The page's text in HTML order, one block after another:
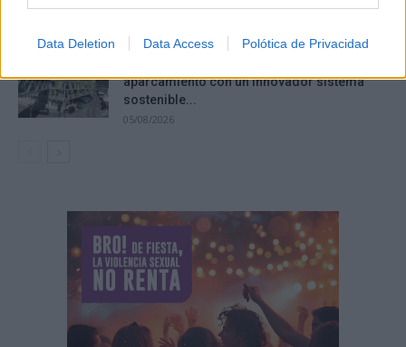
Data Deletion Data Access Polótica de Privacidad
ocupacional y cocina
aparcamiento con un innovador sistema
sostenible...
05/08/2026